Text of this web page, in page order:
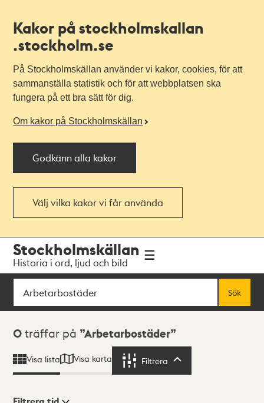
Kakor på stockholmskallan
.stockholm.se
På Stockholmskällan använder vi kakor, cookies, för att
sammanställa statistik och för att webbplatsen ska
fungera på ett bra sätt för dig.
Om kakor på Stockholmskällan
Godkänn alla kakor
Välj vilka kakor vi får använda
navigationen
huvudinnehållet
Stockholmskällan
Historia i ord, ljud och bild
Sök
Sök
Sökresultat
0 träffar på Arbetarbostäder
Visa lista Visa karta Filtrera